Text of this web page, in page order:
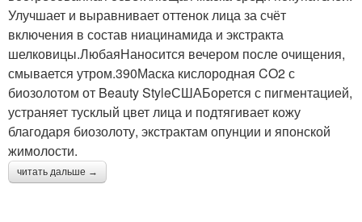
Улучшает и выравнивает оттенок лица за счёт
включения в состав ниацинамида и экстракта
шелковицы.ЛюбаяНаносится вечером после очищения,
смывается утром.390Маска кислородная CO2 с
биозолотом от Beauty StyleСШАБорется с пигментацией,
устраняет тусклый цвет лица и подтягивает кожу
благодаря биозолоту, экстрактам опунции и японской
жимолости.
читать дальше →